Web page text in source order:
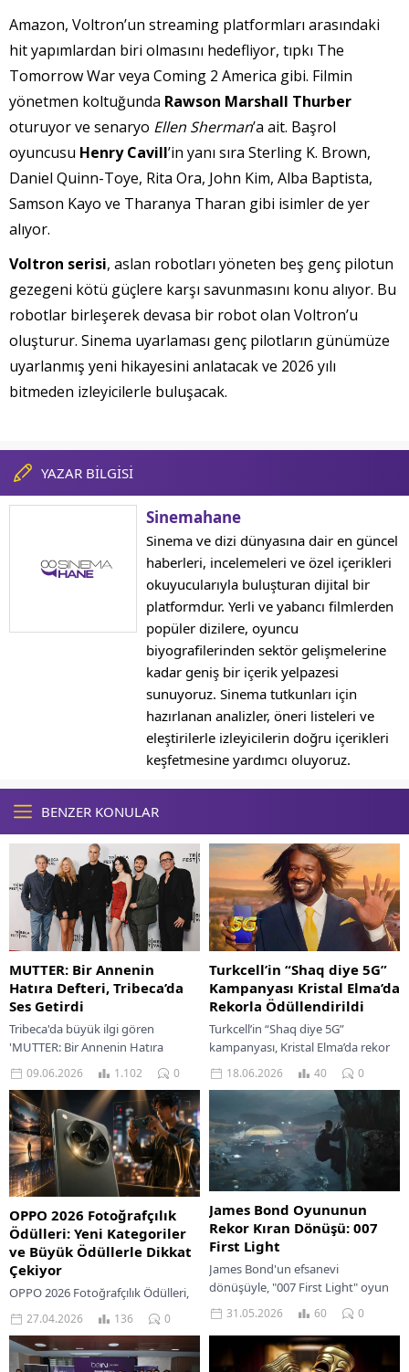
Amazon, Voltron’un streaming platformları arasındaki
hit yapımlardan biri olmasını hedefliyor, tıpkı The
Tomorrow War veya Coming 2 America gibi. Filmin
yönetmen koltuğunda Rawson Marshall Thurber
oturuyor ve senaryo Ellen Sherman’a ait. Başrol
oyuncusu Henry Cavill’in yanı sıra Sterling K. Brown,
Daniel Quinn-Toye, Rita Ora, John Kim, Alba Baptista,
Samson Kayo ve Tharanya Tharan gibi isimler de yer
alıyor.
Voltron serisi, aslan robotları yöneten beş genç pilotun
gezegeni kötü güçlere karşı savunmasını konu alıyor. Bu
robotlar birleşerek devasa bir robot olan Voltron’u
oluşturur. Sinema uyarlaması genç pilotların günümüze
uyarlanmış yeni hikayesini anlatacak ve 2026 yılı
bitmeden izleyicilerle buluşacak.
YAZAR BİLGİSİ
Sinemahane
Sinema ve dizi dünyasına dair en güncel
haberleri, incelemeleri ve özel içerikleri
okuyucularıyla buluşturan dijital bir
platformdur. Yerli ve yabancı filmlerden
popüler dizilere, oyuncu
biyografilerinden sektör gelişmelerine
kadar geniş bir içerik yelpazesi
sunuyoruz. Sinema tutkunları için
hazırlanan analizler, öneri listeleri ve
eleştirilerle izleyicilerin doğru içerikleri
keşfetmesine yardımcı oluyoruz.
BENZER KONULAR
MUTTER: Bir Annenin
Hatıra Defteri, Tribeca’da
Ses Getirdi
Tribeca'da büyük ilgi gören
'MUTTER: Bir Annenin Hatıra
Defteri' filmi, duygusal hikayesiyle
izleyicileri etkiliyor.
09.06.2026 1.102 0
Turkcell’in “Shaq diye 5G”
Kampanyası Kristal Elma’da
Rekorla Ödüllendirildi
Turkcell’in “Shaq diye 5G”
kampanyası, Kristal Elma’da rekor
ödülle dikkat çekti. Kampanya
detayları ve yaratıcılık öyküsü
18.06.2026 40 0
OPPO 2026 Fotoğrafçılık
Ödülleri: Yeni Kategoriler
ve Büyük Ödüllerle Dikkat
Çekiyor
OPPO 2026 Fotoğrafçılık Ödülleri,
yeni kategoriler ve çarpıcı ödüllerle
fotoğraf tutkunlarına ilham veriyor.
Detayları kaçırmayın!
27.04.2026 136 0
James Bond Oyununun
Rekor Kıran Dönüşü: 007
First Light
James Bond'un efsanevi
dönüşüyle, "007 First Light" oyun
dünyasını sarsıyor. Rekorlar kıran
aksiyonu kaçırmayın!
31.05.2026 60 0